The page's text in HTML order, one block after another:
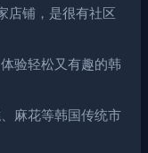
店铺，是很有社区
验轻松又有趣的韩
麻花等韩国传统市